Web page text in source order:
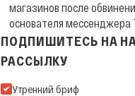
магазинов после
основателя мессенджера
ПОДПИШИТЕСЬ НА
РАССЫЛКУ
Подпишитесь на нашу Email-
Утренний бриф